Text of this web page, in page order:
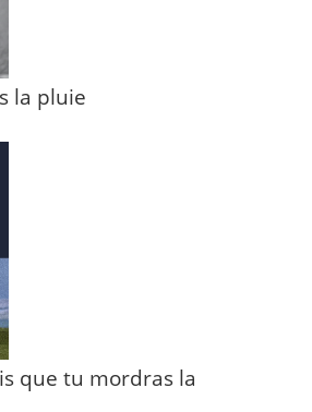
la pluie
que tu mordras la